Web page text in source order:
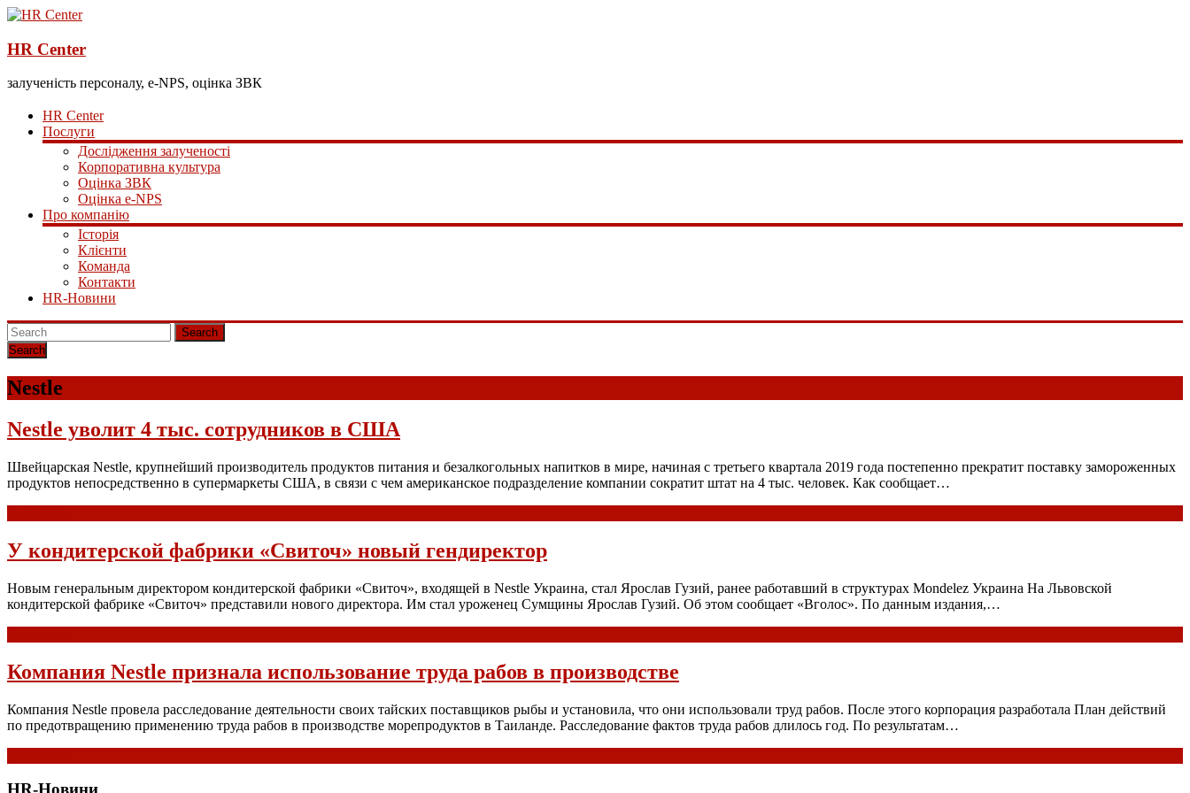
HR Center
залученість персоналу, e-NPS, оцінка ЗВК
HR Center
Послуги
Дослідження залученості
Корпоративна культура
Оцінка ЗВК
Оцінка e-NPS
Про компанію
Історія
Клієнти
Команда
Контакти
HR-Новини
Search
Nestle
Nestle уволит 4 тыс. сотрудников в США
Швейцарская Nestle, крупнейший производитель продуктов питания и безалкогольных напитков в мире, начиная с третьего квартала 2019 года постепенно прекратит поставку замороженных
продуктов непосредственно в супермаркеты США, в связи с чем американское подразделение компании сократит штат на 4 тыс. человек. Как сообщает…
У кондитерской фабрики «Свиточ» новый гендиректор
Новым генеральным директором кондитерской фабрики «Свиточ», входящей в Nestle Украина, стал Ярослав Гузий, ранее работавший в структурах Mondelez Украина На Львовской
кондитерской фабрике «Свиточ» представили нового директора. Им стал уроженец Сумщины Ярослав Гузий. Об этом сообщает «Вголос». По данным издания,…
Компания Nestle признала использование труда рабов в производстве
Компания Nestle провела расследование деятельности своих тайских поставщиков рыбы и установила, что они использовали труд рабов. После этого корпорация разработала План действий
по предотвращению применению труда рабов в производстве морепродуктов в Таиланде. Расследование фактов труда рабов длилось год. По результатам…
HR-Новини